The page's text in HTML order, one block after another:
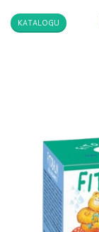
KATALOGU